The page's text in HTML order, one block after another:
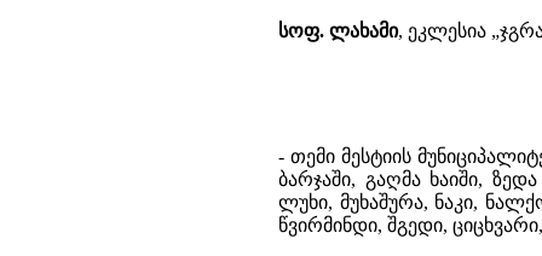
სოფ. ლახამი, ეკლესია
- თემი მესტიის
ბარჯაში, გაღმა ხაიში,
ლუხი, მუხაშურა, ნაკი,
წვირმინდი, შგედი,